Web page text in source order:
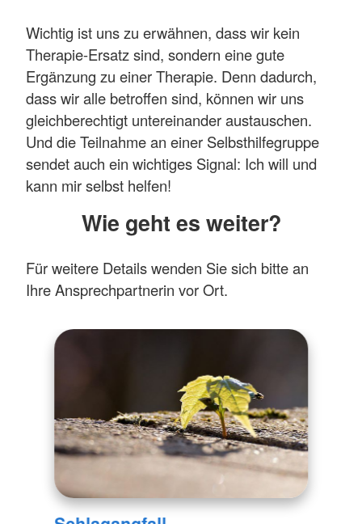
Wichtig ist uns zu erwähnen, dass wir kein
Therapie-Ersatz sind, sondern eine gute
Ergänzung zu einer Therapie. Denn dadurch,
dass wir alle betroffen sind, können wir uns
gleichberechtigt untereinander austauschen.
Und die Teilnahme an einer Selbsthilfegruppe
sendet auch ein wichtiges Signal: Ich will und
kann mir selbst helfen!
Wie geht es weiter?
Für weitere Details wenden Sie sich bitte an
Ihre Ansprechpartnerin vor Ort.